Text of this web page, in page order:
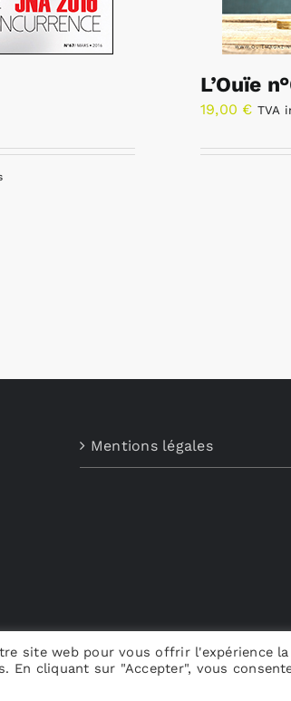
L’Ouïe
19,00 € TVA
Mentions légales
site web pour vous offrir l'expérience
En cliquant sur "Accepter", vous